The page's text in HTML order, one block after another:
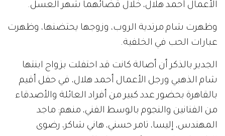
الأعمال أحمد هلال، خلال قضائهما شهر العسل.
وظهرت شام مرتدية الروب، وزوجها يحتضنها، وظهرت
عبارات الحب في الخلفية.
الجدير بالذكر أن أصالة كانت قد احتفلت بزواج ابنتها
شام الذهبي ورجل الأعمال أحمد هلال، في حفل أقيم
بالقاهرة بحضور عدد كبير من أفراد العائلة والأصدقاء
من الفنانين والنجوم بالوسط الفني، منهم: ماجد
المهندس، إليسا، تامر حسني، هاني شاكر، رضوى